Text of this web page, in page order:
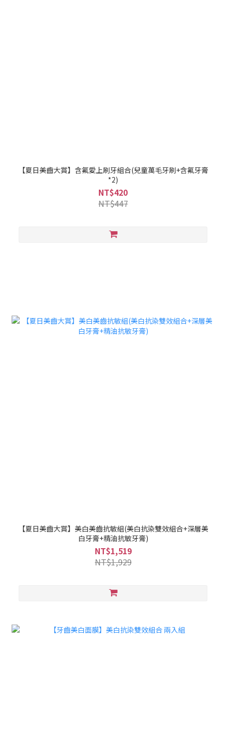
【夏日美齒大賞】含氟愛上刷牙組合(兒童萬毛牙刷+含氟牙膏
*2)
NT$420
NT$447
【夏日美齒大賞】美白美齒抗敏組(美白抗染雙效組合+深層美
白牙膏+精油抗敏牙膏)
NT$1,519
NT$1,929